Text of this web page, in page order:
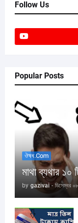
Follow Us
Popular Posts
ঔষধ.com
মাথা ব্যথার ১০
by gazivai - ডিসেম্বর